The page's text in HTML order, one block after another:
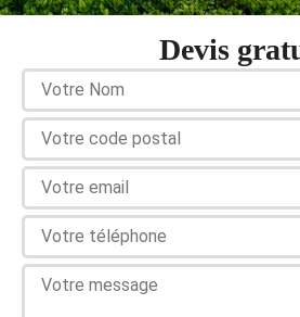
Devis